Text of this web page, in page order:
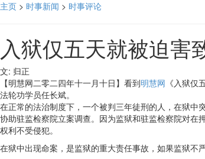
主页 > 时事新闻 > 时事评论
入狱仅五天就被迫害
文: 归正
【明慧网二零二四年十一月十日】看到明慧网 《入狱
法轮功学员任长斌。
在正常的法治制度下，一个被判三年徒刑的人，在狱
协助驻监检察院立案调查。因为监狱和驻监检察院对
权利不受侵犯。
在狱中出现命案，是监狱的重大责任事故，如果监狱不